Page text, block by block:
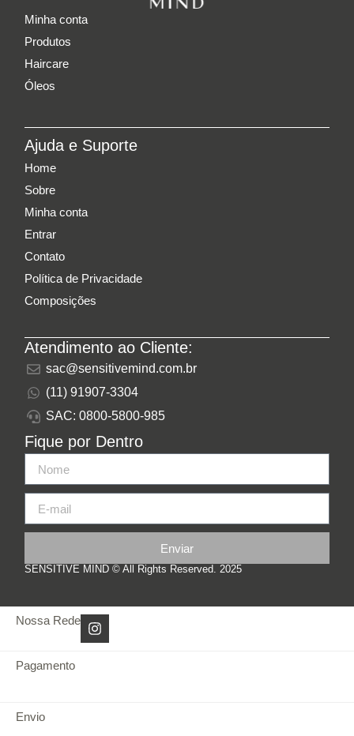
Minha conta
Produtos
Haircare
Óleos
Ajuda e Suporte
Home
Sobre
Minha conta
Entrar
Contato
Política de Privacidade
Composições
Atendimento ao Cliente:
sac@sensitivemind.com.br
(11) 91907-3304
SAC: 0800-5800-985
Fique por Dentro
Enviar
SENSITIVE MIND © All Rights Reserved. 2025
Pagamento
Envio
Nossa Rede